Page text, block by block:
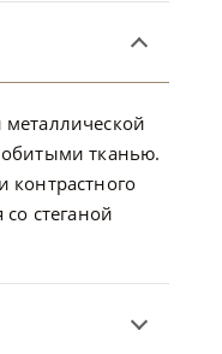
тканью.
стеганой